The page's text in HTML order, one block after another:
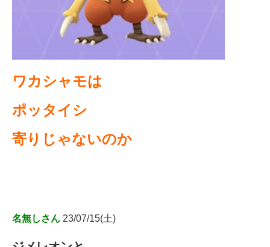
ワカシャモは
ポッタイシ
寄りじゃないのか
名無しさん 23/07/15(土)